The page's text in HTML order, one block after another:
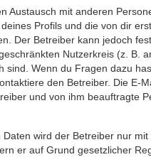
Austausch mit anderen
Profils und die von dir
Der Betreiber kann jedoch
Nutzerkreis (z. B.
sind. Wenn du Fragen dazu
den Betreiber. Die E-
und von ihm beauftragte
wird der Betreiber nur
er auf Grund gesetzlicher